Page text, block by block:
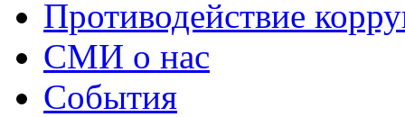
Противодействие
СМИ о нас
События